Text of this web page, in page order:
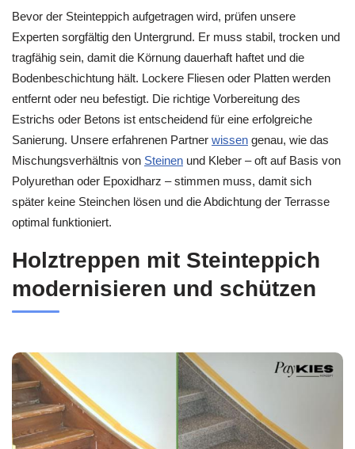
Bevor der Steinteppich aufgetragen wird, prüfen unsere
Experten sorgfältig den Untergrund. Er muss stabil, trocken und
tragfähig sein, damit die Körnung dauerhaft haftet und die
Bodenbeschichtung hält. Lockere Fliesen oder Platten werden
entfernt oder neu befestigt. Die richtige Vorbereitung des
Estrichs oder Betons ist entscheidend für eine erfolgreiche
Sanierung. Unsere erfahrenen Partner wissen genau, wie das
Mischungsverhältnis von Steinen und Kleber – oft auf Basis von
Polyurethan oder Epoxidharz – stimmen muss, damit sich
später keine Steinchen lösen und die Abdichtung der Terrasse
optimal funktioniert.
Holztreppen mit Steinteppich
modernisieren und schützen